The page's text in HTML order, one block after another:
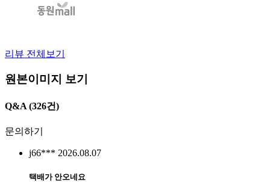
리뷰 전체보기
원본이미지 보기
Q&A (326건)
문의하기
j66*** 2026.08.07
택배가 안오네요